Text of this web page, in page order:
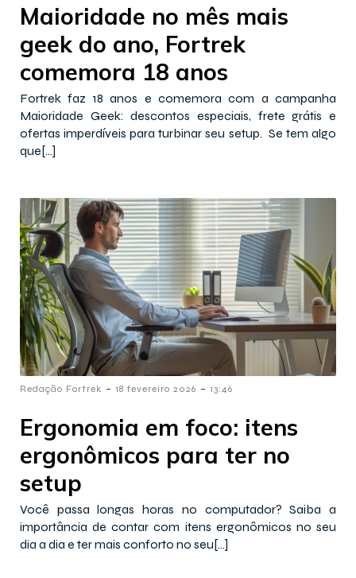
Maioridade no mês mais
geek do ano, Fortrek
comemora 18 anos
Fortrek faz 18 anos e comemora com a campanha
Maioridade Geek: descontos especiais, frete grátis e
ofertas imperdíveis para turbinar seu setup. Se tem algo
que[…]
Redação Fortrek - 18 fevereiro 2026 - 13:46
Ergonomia em foco: itens
ergonômicos para ter no
setup
Você passa longas horas no computador? Saiba a
importância de contar com itens ergonômicos no seu
dia a dia e ter mais conforto no seu[…]